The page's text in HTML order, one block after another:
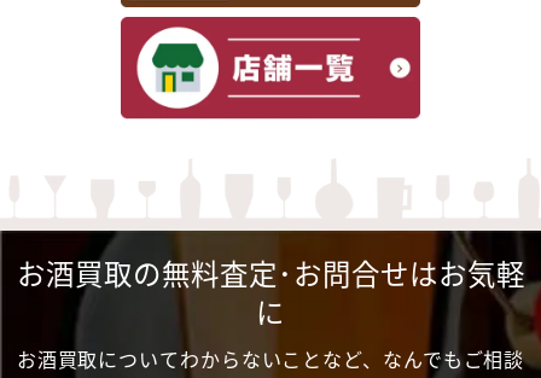
お酒買取の無料査定･お問合せはお気軽
に
お酒買取についてわからないことなど、なんでもご相談